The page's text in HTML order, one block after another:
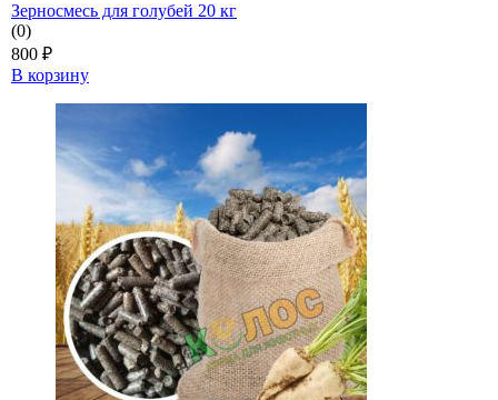
Зерносмесь для голубей 20 кг
(0)
800 ₽
В корзину